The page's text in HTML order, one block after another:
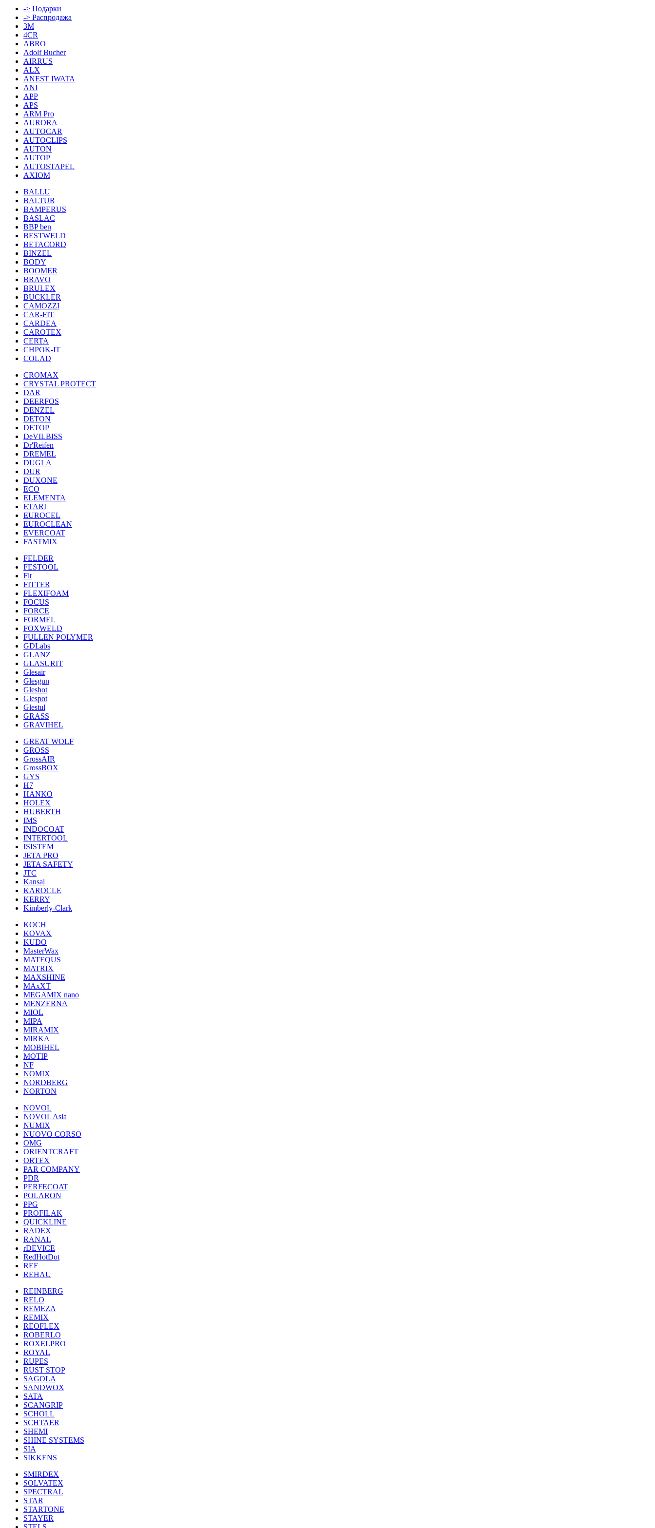
-> Подарки
-> Распродажа
3M
4CR
ABRO
Adolf Bucher
AIRRUS
ALX
ANEST IWATA
ANI
APP
APS
ARM Pro
AURORA
AUTOCAR
AUTOCLIPS
AUTON
AUTOP
AUTOSTAPEL
AXIOM
BALLU
BALTUR
BAMPERUS
BASLAC
BBP ben
BESTWELD
BETACORD
BINZEL
BODY
BOOMER
BRAVO
BRULEX
BUCKLER
CAMOZZI
CAR-FIT
CARDEA
CAROTEX
CERTA
CHPOK-IT
COLAD
CROMAX
CRYSTAL PROTECT
DAR
DEERFOS
DENZEL
DETON
DETOP
DeVILBISS
Dr'Reifen
DREMEL
DUGLA
DUR
DUXONE
ECO
ELEMENTA
ETARI
EUROCEL
EUROCLEAN
EVERCOAT
FASTMIX
FELDER
FESTOOL
Fit
FITTER
FLEXIFOAM
FOCUS
FORCE
FORMEL
FOXWELD
FULLEN POLYMER
GDLabs
GLANZ
GLASURIT
Glesair
Glesgun
Gleshot
Glespot
Glestul
GRASS
GRAVIHEL
GREAT WOLF
GROSS
GrossAIR
GrossBOX
GYS
H7
HANKO
HOLEX
HUBERTH
IMS
INDOCOAT
INTERTOOL
ISISTEM
JETA PRO
JETA SAFETY
JTC
Kansai
KAROCLE
KERRY
Kimberly-Clark
KOCH
KOVAX
KUDO
MasterWax
MATEQUS
MATRIX
MAXSHINE
MAxXT
MEGAMIX nano
MENZERNA
MIOL
MIPA
MIRAMIX
MIRKA
MOBIHEL
MOTIP
NF
NOMIX
NORDBERG
NORTON
NOVOL
NOVOL Asia
NUMIX
NUOVO CORSO
OMG
ORIENTCRAFT
ORTEX
PAR COMPANY
PDR
PERFECOAT
POLARON
PPG
PROFILAK
QUICKLINE
RADEX
RANAL
rDEVICE
RedHotDot
REF
REHAU
REINBERG
RELO
REMEZA
REMIX
REOFLEX
ROBERLO
ROXELPRO
ROYAL
RUPES
RUST STOP
SAGOLA
SANDWOX
SATA
SCANGRIP
SCHOLL
SCHTAER
SHEMI
SHINE SYSTEMS
SIA
SIKKENS
SMIRDEX
SOLVATEX
SPECTRAL
STAR
STARTONE
STAYER